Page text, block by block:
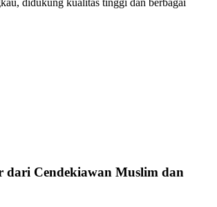
dari Cendekiawan Muslim dan